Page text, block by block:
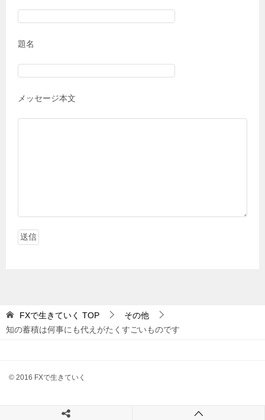
題名
メッセージ本文
FXで生きていく TOP
その他
知の蓄積は何事にも代えがたくすごいものです
© 2016 FXで生きていく